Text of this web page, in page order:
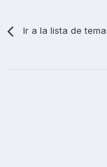
Ir a la lista de